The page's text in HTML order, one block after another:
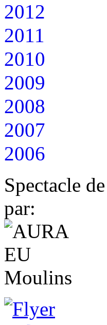
2012
2011
2010
2009
2008
2007
2006
Spectacle
par: